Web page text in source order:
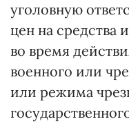
уголовную
цен на средства
во время
военного или
или режима